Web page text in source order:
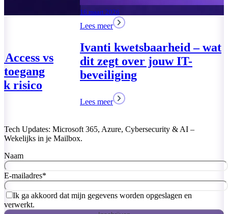
Global
VPN –
Tech Updates: Microsoft 365, Azure, Cybersecurity & AI –
Wekelijks in je Mailbox.
Naam
E-mailadres*
Ik ga akkoord dat mijn gegevens worden opgeslagen en
verwerkt.